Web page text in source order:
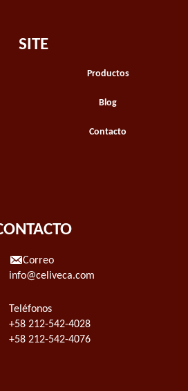
SITE
Productos
Blog
Contacto
Correo
info@celiveca.com
Teléfonos
+58 212-542-4028
+58 212-542-4076